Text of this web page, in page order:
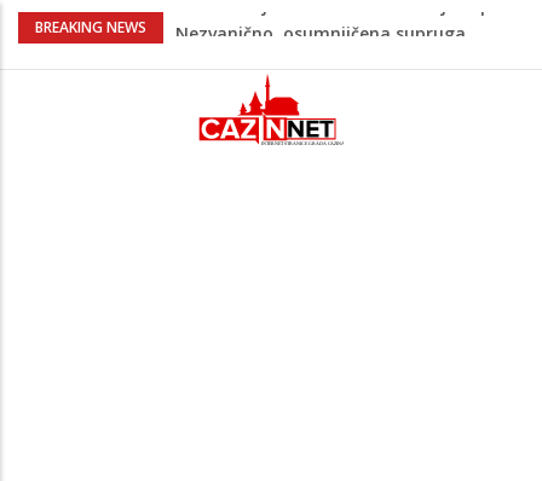
BREAKING NEWS
Na Ahiret preselila Bešić (rođ. Blažević)
Na Ahiret preselio ŠUPUK (Refik) ŠEFIK
Evo koje države su zasad za, a koje
protiv Infantina na izborima: Srbija i